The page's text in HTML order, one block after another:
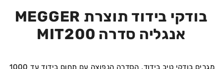
בודקי בידוד תוצרת MEGGER
אנגליה סדרה MIT200
מגרים בודקי טיב בידוד, הסדרה הנפוצה עם תחום בידוד עד 1000